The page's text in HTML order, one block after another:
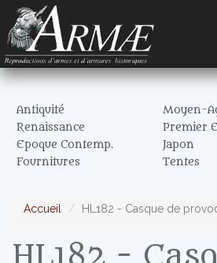
Antiquité
Moyen-
Renaissance
Premier
Epoque Contemp.
Japon
Fournitures
Tentes
Accueil HL182 - Casque de